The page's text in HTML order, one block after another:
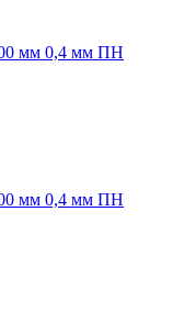
мм 0,4 мм ПН
мм 0,4 мм ПН